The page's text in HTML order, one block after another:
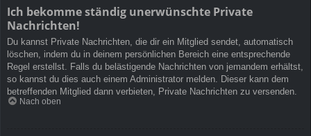
Ich bekomme ständig unerwünschte Private
Nachrichten!
Du kannst Private Nachrichten, die dir ein Mitglied sendet, automatisch
löschen, indem du in deinem persönlichen Bereich eine entsprechende
Regel erstellst. Falls du belästigende Nachrichten von jemandem erhältst,
so kannst du dies auch einem Administrator melden. Dieser kann dem
betreffenden Mitglied dann verbieten, Private Nachrichten zu versenden.
Nach oben